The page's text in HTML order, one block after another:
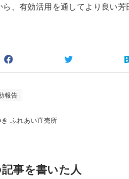
ら、有効活用を通してより良い
報告
ふれあい直売所
事を書いた人